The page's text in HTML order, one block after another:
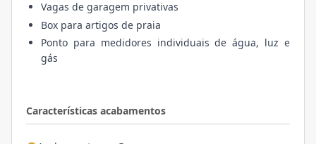
Características acabamentos
Vagas de garagem privativas
Box para artigos de praia
Ponto para medidores individuais de água, luz e
gás